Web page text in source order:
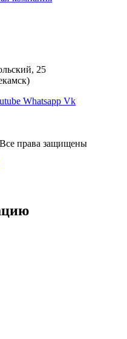
25
Whatsapp Vk
права защищены